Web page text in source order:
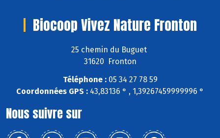
Biocoop Vivez Nature Fronton
25 chemin du Buguet
31620 Fronton
Téléphone :05 34 27 78 59
Coordonnées GPS : 43,83136 ° , 1,39267459999996 °
Nous suivre sur